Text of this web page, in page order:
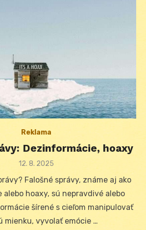
Reklama
Dezinformácie, hoaxy
Posted
12. 8. 2025
Falošné správy, známe aj ako
hoaxy, sú nepravdivé alebo
šírené s cieľom manipulovať
mienku, vyvolať emócie …